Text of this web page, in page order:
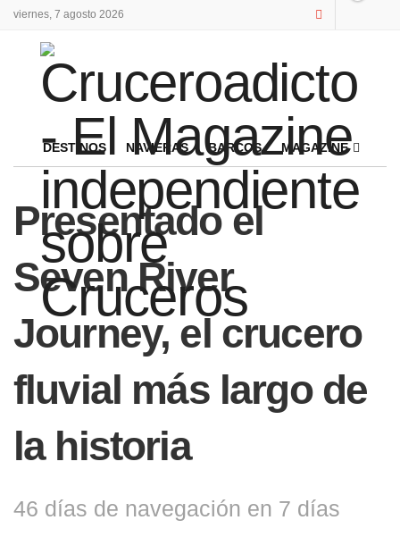
viernes, 7 agosto 2026
DESTINOS NAVIERAS BARCOS MAGAZINE
Presentado el
Seven River
Journey, el crucero
fluvial más largo de
la historia
46 días de navegación en 7 días